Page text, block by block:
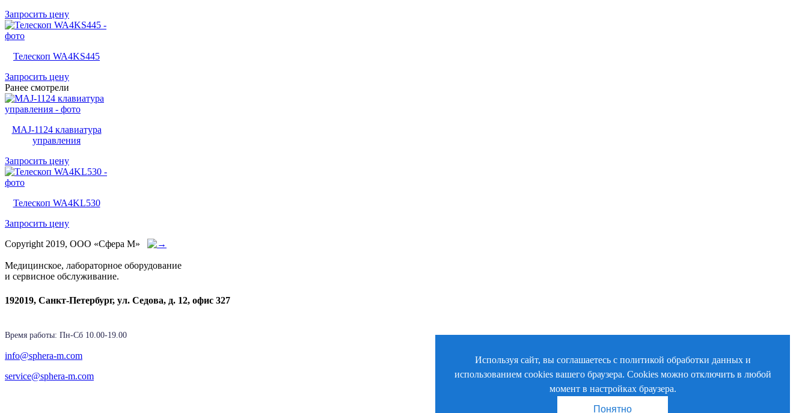
Используя сайт, вы соглашаетесь с политикой обработки данных и
использованием cookies вашего браузера. Cookies можно отключить в любой
момент в настройках браузера.
Понятно
Запросить цену
Телескоп WA4KS445
Запросить цену
Ранее смотрели
MAJ-1124 клавиатура
управления
Запросить цену
Телескоп WA4KL530
Запросить цену
Copyright 2019, ООО «Сфера М»
Медицинское, лабораторное оборудование
и сервисное обслуживание.
192019, Санкт-Петербург, ул. Седова, д. 12, офис 327
Время работы: Пн-Cб 10.00-19.00
info@sphera-m.com
service@sphera-m.com